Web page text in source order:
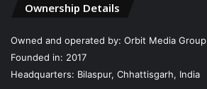
Ownership Details
Owned and operated by: Orbit Media Group
Founded in: 2017
Headquarters: Bilaspur, Chhattisgarh, India